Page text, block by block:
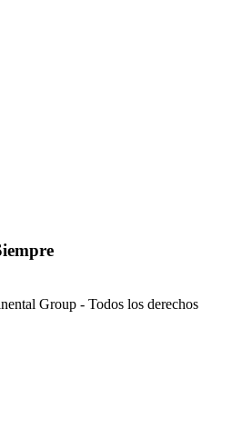
Group - Todos los derechos